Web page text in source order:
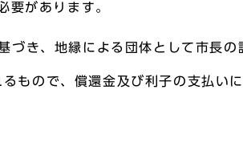
要があります。
き、地縁による団体として市長の
もので、償還金及び利子の支払い